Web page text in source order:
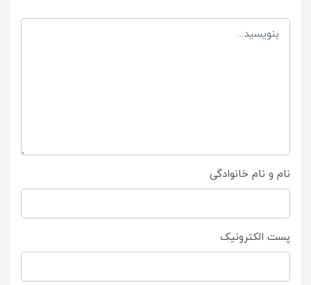
نام و نام خانوادگی
پست الکترونیک